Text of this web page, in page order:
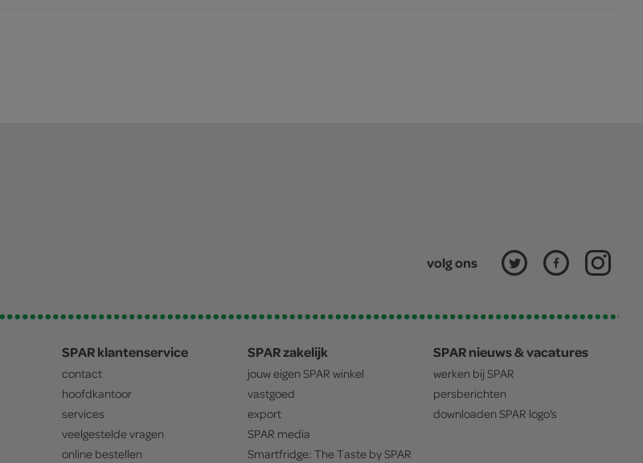
volg ons
SPAR klantenservice
contact
hoofdkantoor
services
veelgestelde vragen
online bestellen
SPAR zakelijk
jouw eigen SPAR winkel
vastgoed
export
SPAR media
Smartfridge: The Taste bySPAR
SPAR nieuws & vacatures
werken bij SPAR
persberichten
downloaden SPAR logo's